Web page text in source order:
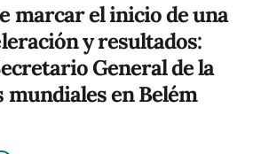
marcar el inicio de una
y resultados:
General de la
mundiales en Belém